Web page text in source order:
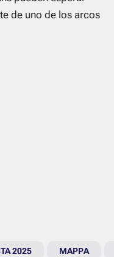
de uno de los arcos
2025 MAPPA